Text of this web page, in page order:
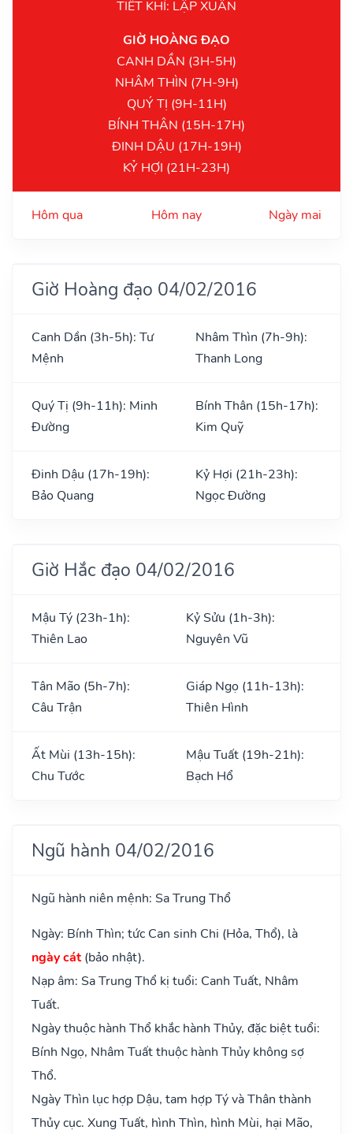
TIẾT KHÍ: LẬP XUÂN
GIỜ HOÀNG ĐẠO
CANH DẦN (3H-5H)
NHÂM THÌN (7H-9H)
QUÝ TỊ (9H-11H)
BÍNH THÂN (15H-17H)
ĐINH DẬU (17H-19H)
KỶ HỢI (21H-23H)
Hôm qua Hôm nay Ngày mai
Giờ Hoàng đạo 04/02/2016
Canh Dần (3h-5h): Tư
Mệnh
Nhâm Thìn (7h-9h):
Thanh Long
Quý Tị (9h-11h): Minh
Đường
Bính Thân (15h-17h):
Kim Quỹ
Đinh Dậu (17h-19h):
Bảo Quang
Kỷ Hợi (21h-23h):
Ngọc Đường
Giờ Hắc đạo 04/02/2016
Mậu Tý (23h-1h):
Thiên Lao
Kỷ Sửu (1h-3h):
Nguyên Vũ
Tân Mão (5h-7h):
Câu Trận
Giáp Ngọ (11h-13h):
Thiên Hình
Ất Mùi (13h-15h):
Chu Tước
Mậu Tuất (19h-21h):
Bạch Hổ
Ngũ hành 04/02/2016
Ngũ hành niên mệnh: Sa Trung Thổ
Ngày: Bính Thìn; tức Can sinh Chi (Hỏa, Thổ), là
ngày cát(bảo nhật).
Nạp âm: Sa Trung Thổ kị tuổi: Canh Tuất, Nhâm
Tuất.
Ngày thuộc hành Thổ khắc hành Thủy, đặc biệt tuổi:
Bính Ngọ, Nhâm Tuất thuộc hành Thủy không sợ
Thổ.
Ngày Thìn lục hợp Dậu, tam hợp Tý và Thân thành
Thủy cục. Xung Tuất, hình Thìn, hình Mùi, hại Mão,